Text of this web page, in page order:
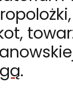
Dizajn na
czynią
.